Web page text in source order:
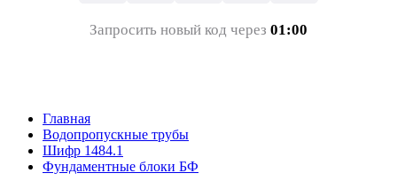
Запросить новый код через 01:00
Главная
Водопропускные трубы
Шифр 1484.1
Фундаментные блоки БФ